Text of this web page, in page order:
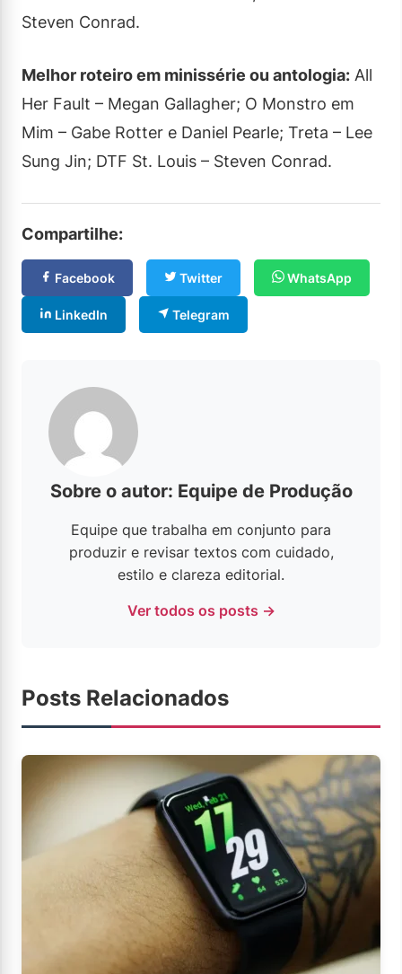
Steven Conrad.
Melhor roteiro em minissérie ou antologia: All
Her Fault – Megan Gallagher; O Monstro em
Mim – Gabe Rotter e Daniel Pearle; Treta – Lee
Sung Jin; DTF St. Louis – Steven Conrad.
Compartilhe:
Facebook Twitter WhatsApp
LinkedIn Telegram
Sobre o autor: Equipe de Produção
Equipe que trabalha em conjunto para
produzir e revisar textos com cuidado,
estilo e clareza editorial.
Ver todos os posts →
Posts Relacionados